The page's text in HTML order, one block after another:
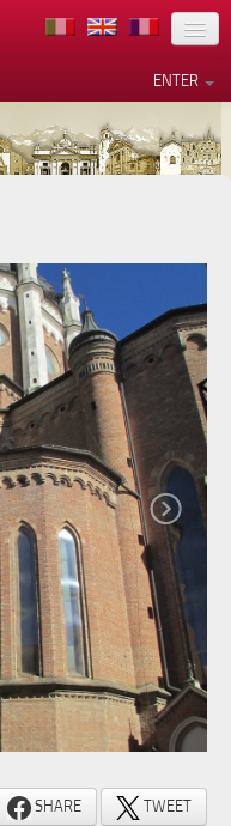
ENTER
SHARE
TWEET